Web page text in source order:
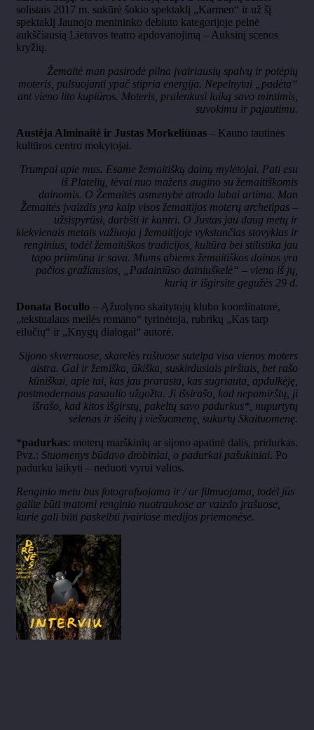
solistais 2017 m. sukūrė šokio spektaklį „Karmen“ ir už šį
spektaklį Jaunojo menininko debiuto kategorijoje pelnė
aukščiausią Lietuvos teatro apdovanojimą – Auksinį scenos
kryžių.
Žemaitė man pasirodė pilna įvairiausių spalvų ir potėpių
moteris, pulsuojanti ypač stipria energija. Nepelnytai „padėta“
ant vieno lito kupiūros. Moteris, pralenkusi laiką savo mintimis,
suvokimu ir pajautimu.
Austėja Alminaitė ir Justas Morkeliūnas – Kauno tautinės
kultūros centro mokytojai.
Trumpai apie mus. Esame žemaitiškų dainų mylėtojai. Pati esu
iš Platelių, tėvai nuo mažens augino su žemaitiškomis
dainomis. O Žemaitės asmenybė atrodo labai artima. Man
Žemaitės įvaizdis yra kaip visos žemaitijos moterų archetipas –
užsispyrūsi, darbšti ir kantri. O Justas jau daug metų ir
kiekvienais metais važiuoja į žemaitijoje vykstančias stovyklas ir
renginius, todėl žemaitiškos tradicijos, kultūra bei stilistika jau
tapo priimtina ir sava. Mums abiems žemaitiškos dainos yra
pačios gražiausios, „Padainiūso dainiuškelė“ – viena iš jų,
kurią ir išgirsite gegužės 29 d.
Donata Bocullo – Ąžuolyno skaitytojų klubo koordinatorė,
„tekstualaus meilės romano“ tyrinėtoja, rubrikų „Kas tarp
eilučių“ ir „Knygų dialogai“ autorė.
Sijono skvernuose, skarelės raštuose sutelpa visa vienos moters
aistra. Gal ir žemiška, ūkiška, suskirdusiais pirštais, bet rašo
kūniškai, apie tai, kas jau prarasta, kas sugriauta, apdulkėję,
postmodernaus pasaulio užgožta. Ji išsirašo, kad nepamirštų, ji
išrašo, kad kitos išgirstų, pakeltų savo padurkus*, nupurtytų
sėlenas ir išeitų į viešuomenę, sukurtų Skaituomenę.
*padurkas: moterų marškinių ar sijono apatinė dalis, pridurkas.
Pvz.: Stuomenys būdavo drobiniai, o padurkai pašukiniai. Po
padurku laikyti – neduoti vyrui valios.
Renginio metu bus fotografuojama ir / ar filmuojama, todėl jūs
galite būti matomi renginio nuotraukose ar vaizdo įrašuose,
kurie gali būti paskelbti įvairiose medijos priemonėse.